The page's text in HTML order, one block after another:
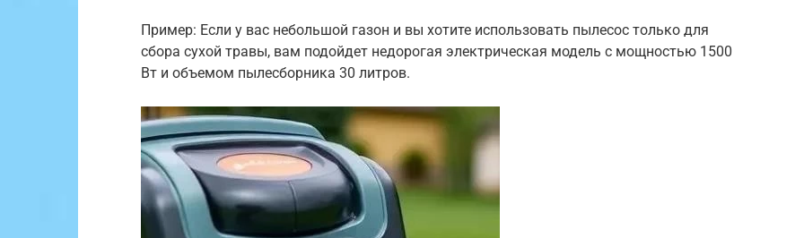
Пример: Если у вас небольшой газон и вы хотите использовать пылесос только для
сбора сухой травы, вам подойдет недорогая электрическая модель с мощностью 1500
Вт и объемом пылесборника 30 литров.